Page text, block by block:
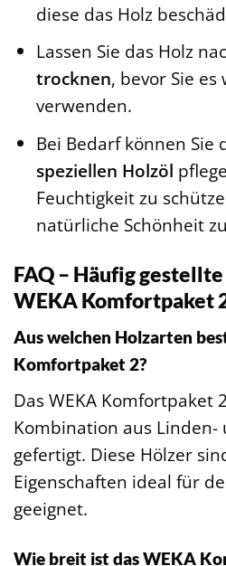
diese das Holz
Lassen Sie das Holz
trocknen, bevor Sie
verwenden.
Bei Bedarf können Sie
speziellen Holzöl
Feuchtigkeit zu
natürliche Schönheit
FAQ – Häufig
WEKA Komfortpaket
Aus welchen Holzarten
Komfortpaket 2?
Das WEKA Komfortpaket
Kombination aus Linden-
gefertigt. Diese Hölzer
Eigenschaften ideal für
geeignet.
Wie breit ist das WEKA